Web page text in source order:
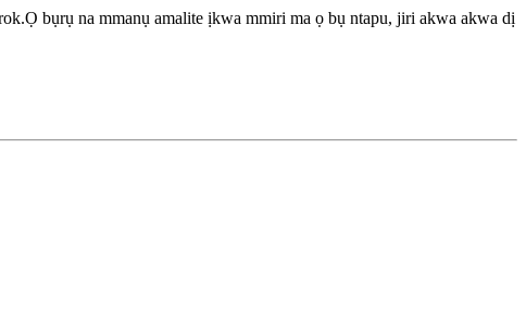
bụrụ na mmanụ amalite ịkwa mmiri ma ọ bụ ntapu, jiri akwa akwa dị